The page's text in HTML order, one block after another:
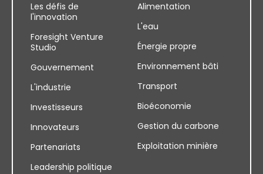
Les défis de
l'innovation
Foresight Venture
Studio
Gouvernement
L'industrie
Investisseurs
Innovateurs
Partenariats
Leadership politique
Alimentation
L'eau
Énergie propre
Environnement bâti
Transport
Bioéconomie
Gestion du carbone
Exploitation minière